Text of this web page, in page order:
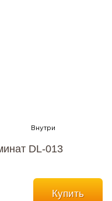
DL-013
Купить